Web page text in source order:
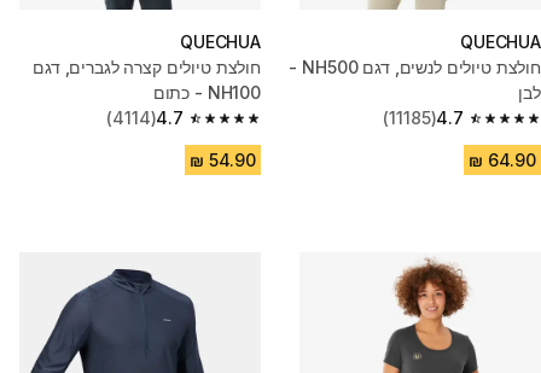
QUECHUA
חולצת טיולים לנשים, דגם NH500 -
לבן
4.7
4.7 out of 5 stars from 11185 reviews
(11185)
QUECHUA
חולצת טיולים קצרה לגברים, דגם
NH100 - כתום
4.7
4.7 out of 5 stars from 4114 reviews
(4114)